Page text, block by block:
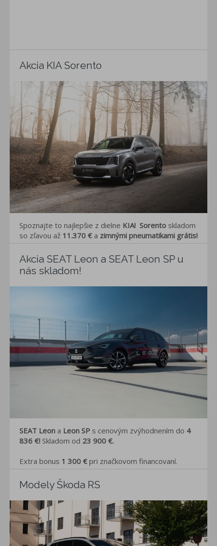
Akcia KIA Sorento
Spoznajte to najlepšie z dielne KIA! Sorento skladom
so zľavou až 11.370 € a zimnými pneumatikami grátis!
Akcia SEAT Leon a SEAT Leon SP u
nás skladom!
SEAT Leon a Leon SP s cenovým zvýhodnením do 4
836 €! Skladom od 23 900 €.
Extra bonus 1 300 € pri značkovom financovaní.
Modely Škoda RS